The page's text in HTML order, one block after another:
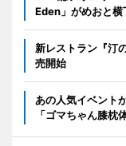
Eden」がめおと横
新レストラン『汀
売開始
あの人気イベント
「ゴマちゃん膝枕